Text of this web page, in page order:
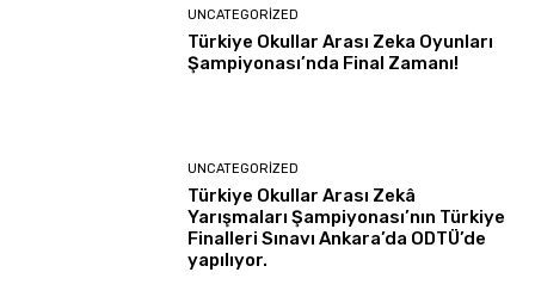
UNCATEGORIZED
Türkiye Okullar Arası Zeka Oyunları
Şampiyonası’nda Final Zamanı!
UNCATEGORIZED
Türkiye Okullar Arası Zekâ
Yarışmaları Şampiyonası’nın Türkiye
Finalleri Sınavı Ankara’da ODTÜ’de
yapılıyor.